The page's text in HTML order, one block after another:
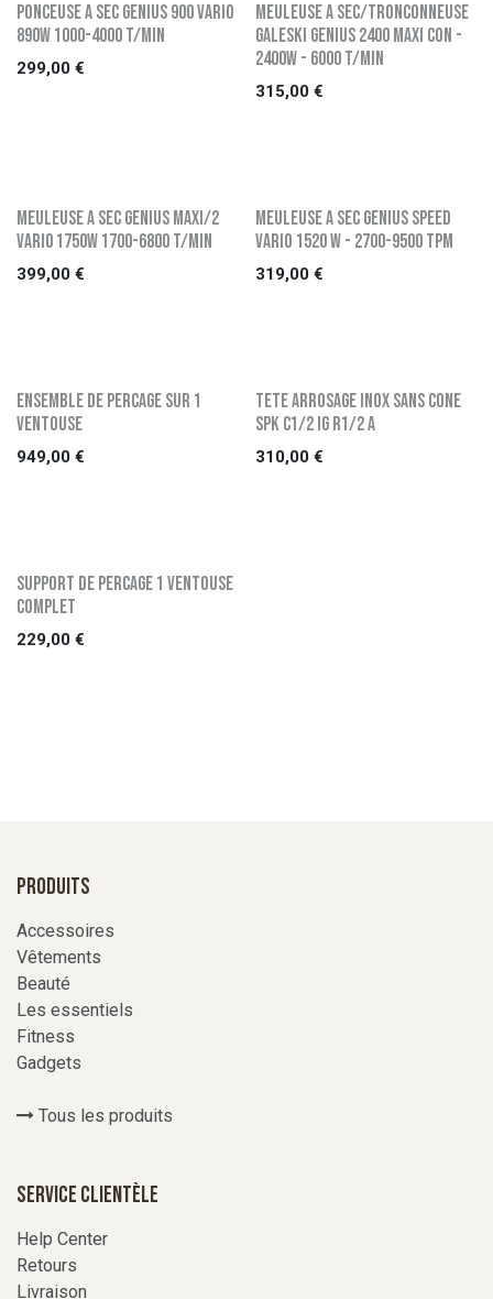
PONCEUSE A SEC GENIUS 900 VARIO
890W 1000-4000 t/min
299,00 €
MEULEUSE A SEC/TRONCONNEUSE
GALESKI GENIUS 2400 MAXI CON -
2400W - 6000 t/min
315,00€
MEULEUSE A SEC GENIUS MAXI/2
VARI0 1750W 1700-6800 t/min
399,00 €
MEULEUSE A SEC GENIUS SPEED
VARIO 1520 W - 2700-9500 tpm
319,00€
ENSEMBLE DE PERCAGE SUR 1
VENTOUSE
949,00 €
TETE ARROSAGE INOX SANS CONE
SPK C1/2 IG R1/2 A
310,00€
SUPPORT DE PERCAGE 1 VENTOUSE
COMPLET
229,00 €
Produits
Accessoires
Vêtements
Beauté
Les essentiels
Fitness
Gadgets
Tous les produits
Service Clientèle
Help Center
Retours
Livraison